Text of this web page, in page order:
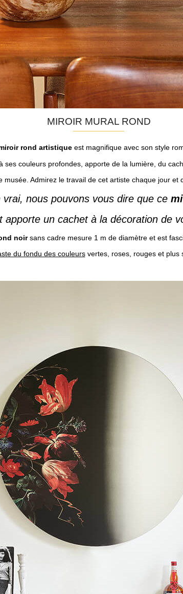
MIROIR MURAL ROND
rond artistique est magnifique avec son style
ses couleurs profondes, apporte de la lumière, du
Admirez le travail de cet artiste chaque jour
vrai, nous pouvons vous dire que ce
apporte un cachet à la décoration de
noirsans cadre mesure 1 m de diamètre et est
du fondu des couleursvertes, roses, rouges et plus